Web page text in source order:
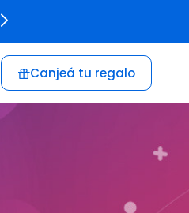
Canjeá tu regalo